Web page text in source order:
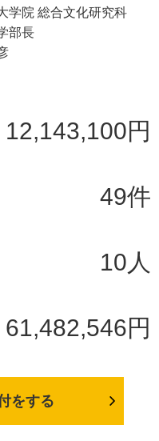
学院 総合文化研究科
部長
12,143,100円
49件
10人
61,482,546円
をする